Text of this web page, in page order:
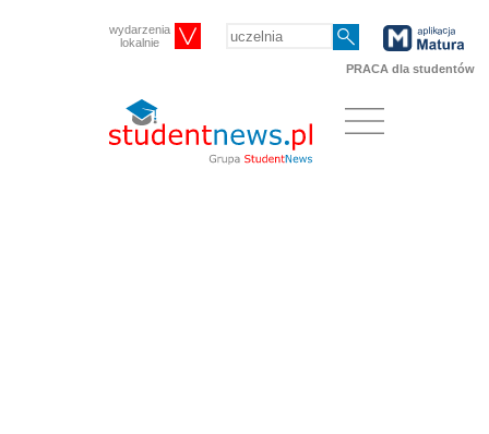
wydarzenia
lokalnie
PRACA dla studentów